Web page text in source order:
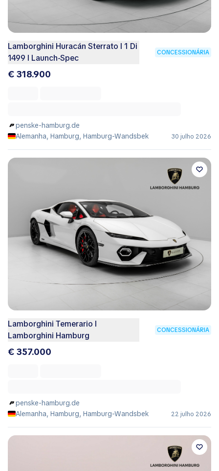
Lamborghini Huracán Sterrato I 1 Di
1499 I Launch-Spec
CONCESSIONÁRIA
€ 318.900
penske-hamburg.de
Alemanha, Hamburg, Hamburg-Wandsbek
30 julho 2026
Lamborghini Temerario I
Lamborghini Hamburg
CONCESSIONÁRIA
€ 357.000
penske-hamburg.de
Alemanha, Hamburg, Hamburg-Wandsbek
22 julho 2026